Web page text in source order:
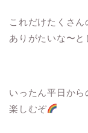
これだけたくさ
ありがたいな〜
いったん平日から
楽しむぞ